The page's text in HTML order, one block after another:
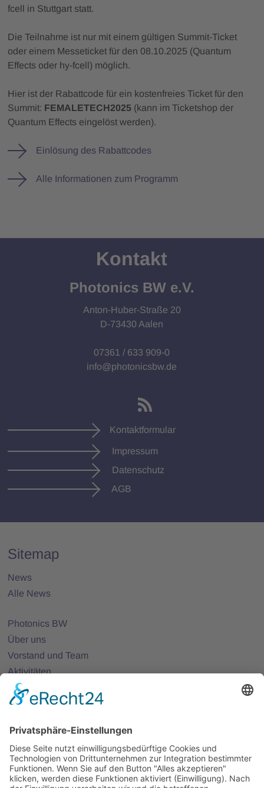
fcell in Stuttgart statt.
Die Teilnahme ist nur mit einem gültigen Summit-Ticket
oder einem Messeticket für den 08.10.2025 (Quantum
Effects oder hy-fcell) möglich.
Hier ist der Rabattcode für ein kostenfreies Ticket für den
Summit: FEMALETECH2025 (kann im Ticketshop der
Quantum Effects eingelöst werden).
Einlösung des Rabattcodes
Alle Informationen zum Programm
Kontakt
Photonics BW e.V.
Anton-Huber-Straße 20
D-73430 Aalen
07361 / 633 909-0
info@photonicsbw.de
Kontaktformular
Impressum
Datenschutz
AGB
Sitemap
News
Alle News
Photonics BW
Über uns
Vorstand und Team
Aktivitäten
25 Jahre Photonics BW
Mitglieder
Projekte
Partnernetze
Veranstaltungen